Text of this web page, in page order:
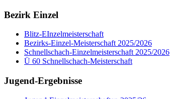
Bezirk Einzel
Blitz-EInzelmeisterschaft
Bezirks-Einzel-Meisterschaft 2025/2026
Schnellschach-Einzelmeisterschaft 2025/2026
Ü 60 Schnellschach-Meisterschaft
Jugend-Ergebnisse